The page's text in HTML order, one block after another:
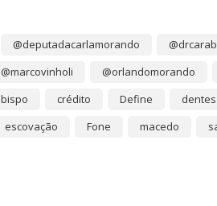
@deputadacarlamorando
@marcovinholi
@orlandomorando
bispo crédito Define
dentes
escovação Fone macedo